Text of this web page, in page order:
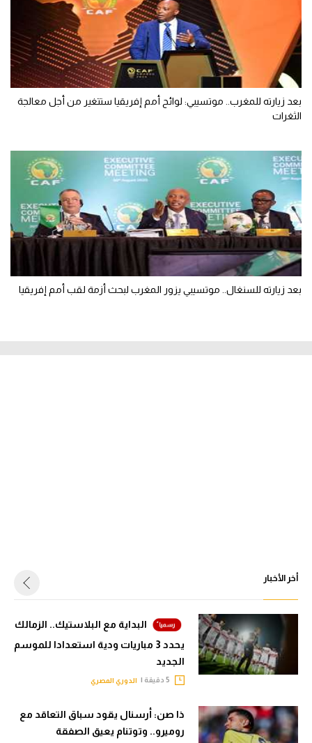
بعد زيارته للمغرب.. موتسيبي: لوائح أمم إفريقيا ستتغير من أجل معالجة
الثغرات
بعد زيارته للسنغال.. موتسيبي يزور المغرب لبحث أزمة لقب أمم إفريقيا
أخر الأخبار
البداية مع البلاستيك.. الزمالك
يحدد 3 مباريات ودية استعدادا للموسم
الجديد
الدوري المصري
ذا صن: أرسنال يقود سباق التعاقد مع
روميرو.. وتوتنام يعيق الصفقة